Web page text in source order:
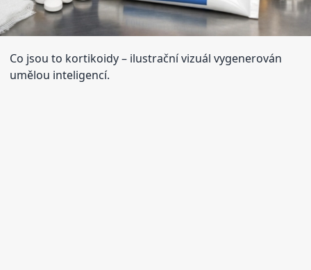
Co jsou to kortikoidy– ilustrační vizuál vygenerován
umělou inteligencí.